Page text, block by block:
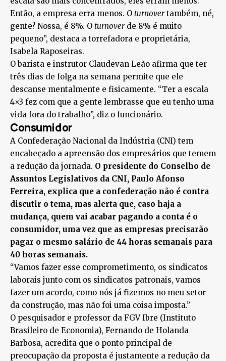
Então, a empresa erra menos. O turnovertambém, né,
gente? Nossa, é 8%. O turnoverde 8% é muito
pequeno”, destaca a torrefadora e proprietária,
Isabela Raposeiras.
O barista e instrutor Claudevan Leão afirma que ter
três dias de folga na semana permite que ele
descanse mentalmente e fisicamente. “Ter a escala
4×3 fez com que a gente lembrasse que eu tenho uma
vida fora do trabalho”, diz o funcionário.
Consumidor
A Confederação Nacional da Indústria (CNI) tem
encabeçado a apreensão dos empresários que temem
a redução da jornada. O presidente do Conselho de
Assuntos Legislativos da CNI, Paulo Afonso
Ferreira, explica que a confederação não é contra
discutir o tema, mas alerta que, caso haja a
mudança, quem vai acabar pagando a conta é o
consumidor, uma vez que as empresas precisarão
pagar o mesmo salário de 44 horas semanais para
40 horas semanais.
“Vamos fazer esse comprometimento, os sindicatos
laborais junto com os sindicatos patronais, vamos
fazer um acordo, como nós já fizemos no meu setor
da construção, mas não foi uma coisa imposta.”
O pesquisador e professor da FGV Ibre (Instituto
Brasileiro de Economia), Fernando de Holanda
Barbosa, acredita que o ponto principal de
preocupação da proposta é justamente a redução da